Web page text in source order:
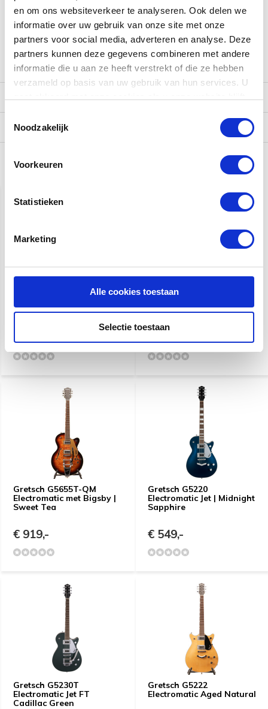
en om ons websiteverkeer te analyseren. Ook delen we
informatie over uw gebruik van onze site met onze
partners voor social media, adverteren en analyse. Deze
partners kunnen deze gegevens combineren met andere
informatie die u aan ze heeft verstrekt of die ze hebben
verzameld op basis van uw gebruik van hun services. U
Toestemmingsselectie
Noodzakelijk
Voorkeuren
Statistieken
Marketing
Alle cookies toestaan
Selectie toestaan
verder helpen. Geniet van een persoonlijk adviesgesprek
onder het genot van een kopje koffie, thee of fris. Natuurlijk
kun je ons ook bereiken via e-mail
([email protected] ),whatsappof telefoon (038-3765004).
Reviews
Verzending
Vintage White/London
€ 649,-
Gretsch G9202 Honey
€ 999,-
Gretsch G5655T-QM
Electromatic met Bigsby |
Sweet Tea
€ 919,-
Gretsch G5220
Electromatic Jet | Midnight
Sapphire
€ 549,-
Gretsch G5230T
Electromatic Jet FT
Cadillac Green
Gretsch G5222
Electromatic Aged Natural